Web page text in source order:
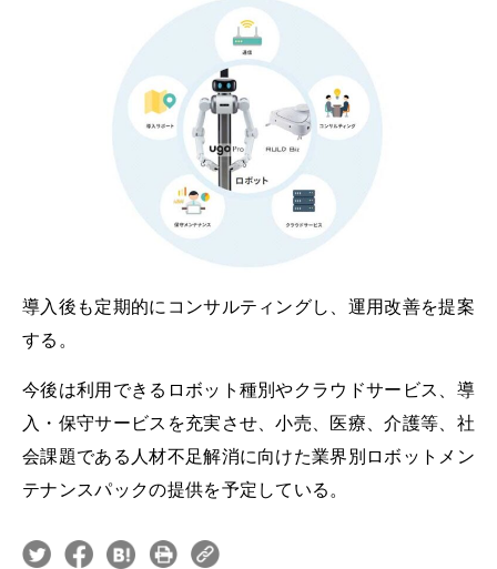
導入後も定期的にコンサルティングし、運用改善を提案
する。
今後は利用できるロボット種別やクラウドサービス、導
入・保守サービスを充実させ、小売、医療、介護等、社
会課題である人材不足解消に向けた業界別ロボットメン
テナンスパックの提供を予定している。